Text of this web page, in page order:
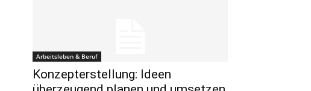
Arbeitsleben & Beruf
Konzepterstellung: Ideen